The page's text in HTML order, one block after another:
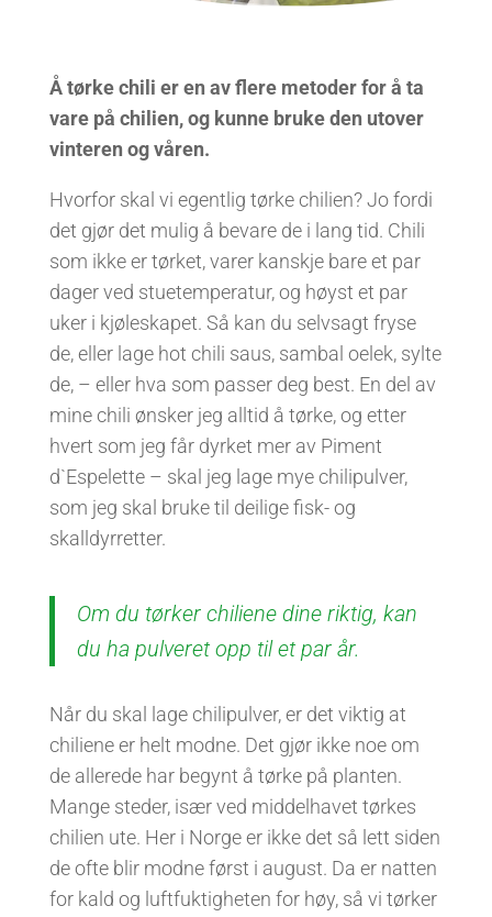
Å tørke chili er en av flere metoder for å ta
vare på chilien, og kunne bruke den utover
vinteren og våren.
Hvorfor skal vi egentlig tørke chilien? Jo fordi
det gjør det mulig å bevare de i lang tid. Chili
som ikke er tørket, varer kanskje bare et par
dager ved stuetemperatur, og høyst et par
uker i kjøleskapet. Så kan du selvsagt fryse
de, eller lage hot chili saus, sambal oelek, sylte
de, – eller hva som passer deg best. En del av
mine chili ønsker jeg alltid å tørke, og etter
hvert som jeg får dyrket mer av Piment
d`Espelette – skal jeg lage mye chilipulver,
som jeg skal bruke til deilige fisk- og
skalldyrretter.
Om du tørker chiliene dine riktig, kan
du ha pulveret opp til et par år.
Når du skal lage chilipulver, er det viktig at
chiliene er helt modne. Det gjør ikke noe om
de allerede har begynt å tørke på planten.
Mange steder, især ved middelhavet tørkes
chilien ute. Her i Norge er ikke det så lett siden
de ofte blir modne først i august. Da er natten
for kald og luftfuktigheten for høy, så vi tørker